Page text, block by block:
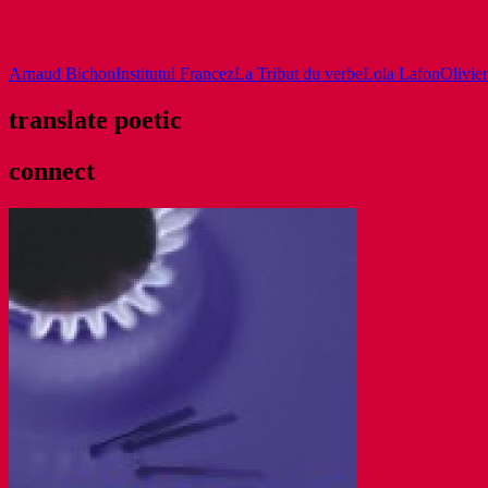
Arnaud BichonInstitutul FrancezLa Tribut du verbeLola Lafon
translate poetic
connect